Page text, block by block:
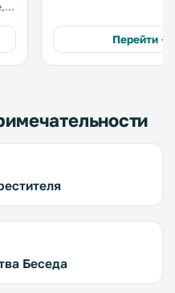
в
.
Перейти →
Беседа